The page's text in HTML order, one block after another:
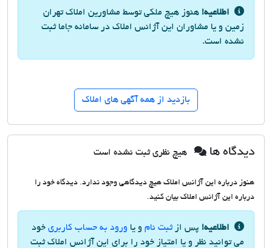
اطلاعیه! هنوز هیچ ملکی توسط مشاورین املاک تهران
زمین و یا مشاوران این آژانس املاک در سامانه جاما ثبت
نشده است.
بازدید از همه آگهی های املاک
دیدگاه ها هیچ نظری ثبت نشده است
هنوز درباره این آژانس املاک هیچ دیدگاهی وجود ندارد. دیدگاه خود را
درباره این آژانس املاک بیان کنید.
اطلاعیه! پس ازثبت نام و یا ورود به حساب کاربری خود
می توانید نظر و یا امتیاز خود را برای این آژانس املاک ثبت